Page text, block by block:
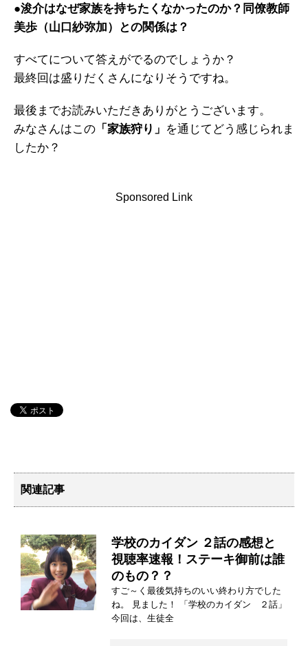
●浚介はなぜ家族を持ちたくなかったのか？同僚教師
美歩（山口紗弥加）との関係は？
すべてについて答えがでるのでしょうか？
最終回は盛りだくさんになりそうですね。
最後までお読みいただきありがとうございます。
みなさんはこの 「家族狩り」 を通じてどう感じられま
したか？
Sponsored Link
関連記事
学校のカイダン ２話の感想と
視聴率速報！ステーキ御前は誰
のもの？？
すご～く最後気持ちのいい終わり方でした
ね。 見ました！ 「学校のカイダン ２話」
今回は、生徒全